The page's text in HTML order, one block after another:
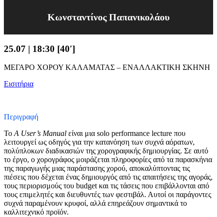
Κωνσταντίνος Παπανικολάου
25.07 | 18:30 [40′]
ΜΕΓΑΡΟ ΧΟΡΟΥ ΚΑΛΑΜΑΤΑΣ – ΕΝΑΛΛΑΚΤΙΚΗ ΣΚΗΝΗ
Εισιτήρια
Περιγραφή
To A User’s Manual είναι μια solo performance lecture που
λειτουργεί ως οδηγός για την κατανόηση των συχνά αόρατων,
πολύπλοκων διαδικασιών της χορογραφικής δημιουργίας. Σε αυτό
το έργο, ο χορογράφος μοιράζεται πληροφορίες από τα παρασκήνια
της παραγωγής μιας παράστασης χορού, αποκαλύπτοντας τις
πιέσεις που δέχεται ένας δημιουργός από τις απαιτήσεις της αγοράς,
τους περιορισμούς του budget και τις τάσεις που επιβάλλονται από
τους επιμελητές και διευθυντές των φεστιβάλ. Αυτοί οι παράγοντες
συχνά παραμένουν κρυφοί, αλλά επηρεάζουν σημαντικά το
καλλιτεχνικό προϊόν.